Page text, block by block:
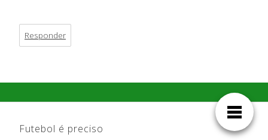
Responder
Futebol é preciso